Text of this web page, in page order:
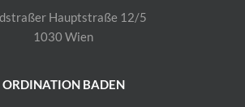
Hauptstraße 12/5
1030 Wien
ORDINATION BADEN